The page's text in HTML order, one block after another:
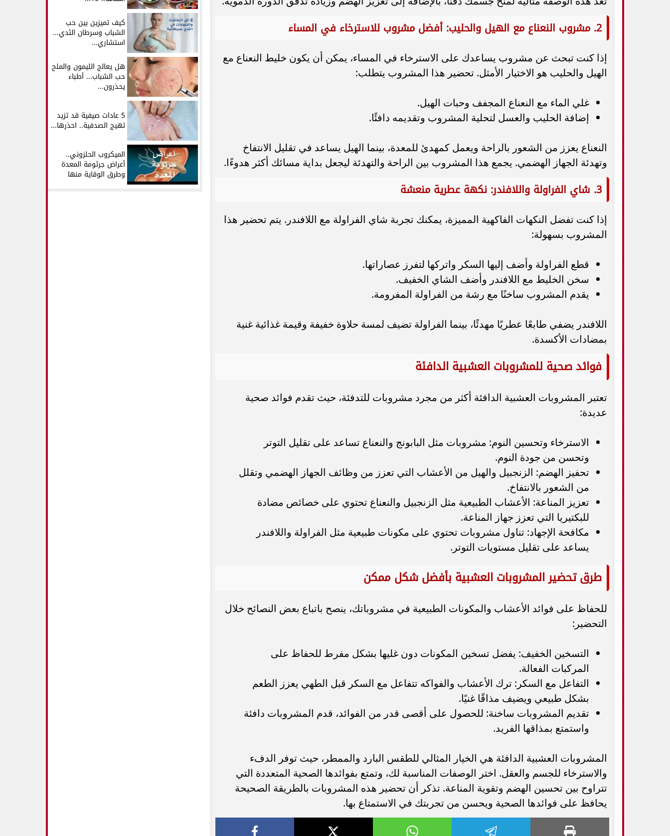
2. مشروب النعناع مع الهيل والحليب: أفضل مشروب للاسترخاء في المساء
إذا كنت تبحث عن مشروب يساعدك على الاسترخاء في المساء، يمكن أن يكون خليط النعناع مع
الهيل والحليب هو الاختيار الأمثل. تحضير هذا المشروب يتطلب:
غلي الماء مع النعناع المجفف وحبات الهيل.
إضافة الحليب والعسل لتحلية المشروب وتقديمه دافئًا.
النعناع يعزز من الشعور بالراحة ويعمل كمهدئ للمعدة، بينما الهيل يساعد في تقليل الانتفاخ
وتهدئة الجهاز الهضمي. يجمع هذا المشروب بين الراحة والتهدئة ليجعل بداية مسائك أكثر هدوءًا.
3. شاي الفراولة واللافندر: نكهة عطرية منعشة
إذا كنت تفضل النكهات الفاكهية المميزة، يمكنك تجربة شاي الفراولة مع اللافندر. يتم تحضير هذا
المشروب بسهولة:
قطع الفراولة وأضف إليها السكر واتركها لتفرز عصاراتها.
سخن الخليط مع اللافندر وأضف الشاي الخفيف.
يقدم المشروب ساخنًا مع رشة من الفراولة المفرومة.
اللافندر يضفي طابعًا عطريًا مهدئًا، بينما الفراولة تضيف لمسة حلاوة خفيفة وقيمة غذائية غنية
بمضادات الأكسدة.
فوائد صحية للمشروبات العشبية الدافئة
تعتبر المشروبات العشبية الدافئة أكثر من مجرد مشروبات للتدفئة، حيث تقدم فوائد صحية
عديدة:
الاسترخاء وتحسين النوم: مشروبات مثل البابونج والنعناع تساعد على تقليل التوتر
وتحسن من جودة النوم.
تحفيز الهضم: الزنجبيل والهيل من الأعشاب التي تعزز من وظائف الجهاز الهضمي وتقلل
من الشعور بالانتفاخ.
تعزيز المناعة: الأعشاب الطبيعية مثل الزنجبيل والنعناع تحتوي على خصائص مضادة
للبكتيريا التي تعزز جهاز المناعة.
مكافحة الإجهاد: تناول مشروبات تحتوي على مكونات طبيعية مثل الفراولة واللافندر
يساعد على تقليل مستويات التوتر.
طرق تحضير المشروبات العشبية بأفضل شكل ممكن
للحفاظ على فوائد الأعشاب والمكونات الطبيعية في مشروباتك، ينصح باتباع بعض النصائح خلال
التحضير:
التسخين الخفيف: يفضل تسخين المكونات دون غليها بشكل مفرط للحفاظ على
المركبات الفعالة.
التفاعل مع السكر: ترك الأعشاب والفواكه تتفاعل مع السكر قبل الطهي يعزز الطعم
بشكل طبيعي ويضيف مذاقًا غنيًا.
تقديم المشروبات ساخنة: للحصول على أقصى قدر من الفوائد، قدم المشروبات دافئة
واستمتع بمذاقها الفريد.
المشروبات العشبية الدافئة هي الخيار المثالي للطقس البارد والممطر، حيث توفر الدفء
والاسترخاء للجسم والعقل. اختر الوصفات المناسبة لك، وتمتع بفوائدها الصحية المتعددة التي
تتراوح بين تحسين الهضم وتقوية المناعة. تذكر أن تحضير هذه المشروبات بالطريقة الصحيحة
يحافظ على فوائدها الصحية ويحسن من تجربتك في الاستمتاع بها.
كيف تميزين بين حب
الشباب وسرطان الثدي...
استشاري...
هل يعالج الليمون والملح
حب الشباب... أطباء
يحذرون...
5 عادات صيفية قد تزيد
تهيج الصدفية.. احذرها...
الميكروب الحلزوني..
أعراض جرثومة المعدة
وطرق الوقاية منها